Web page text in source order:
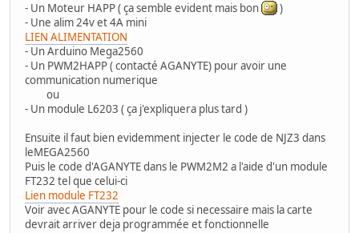
- Un Moteur HAPP ( ça semble evident mais bon
)
- Une alim 24v et 4A mini
LIEN ALIMENTATION
- Un Arduino Mega2560
- Un PWM2HAPP ( contacté AGANYTE) pour avoir une
communication numerique
ou
- Un module L6203 ( ça j'expliquera plus tard )
Ensuite il faut bien evidemment injecter le code de NJZ3 dans
leMEGA2560
Puis le code d'AGANYTE dans le PWM2M2 a l'aide d'un module
FT232 tel que celui-ci
Lien module FT232
Voir avec AGANYTE pour le code si necessaire mais la carte
devrait arriver deja programmée et fonctionnelle